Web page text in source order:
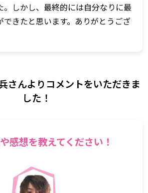
。しかし、最終的には自分なりに最
できたと思います。ありがとうござ
んよりコメントをいただきま
した！
感想を教えてください！